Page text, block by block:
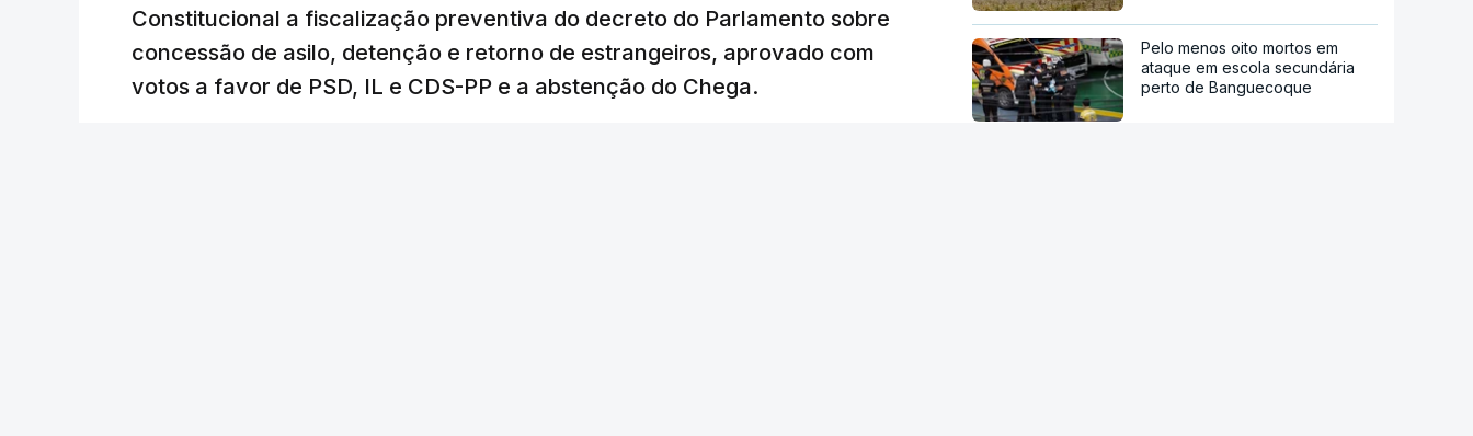
Constitucional a fiscalização preventiva do decreto do Parlamento sobre
concessão de asilo, detenção e retorno de estrangeiros, aprovado com
votos a favor de PSD, IL e CDS-PP e a abstenção do Chega.
Pelo menos oito mortos em
ataque em escola secundária
perto de Banguecoque